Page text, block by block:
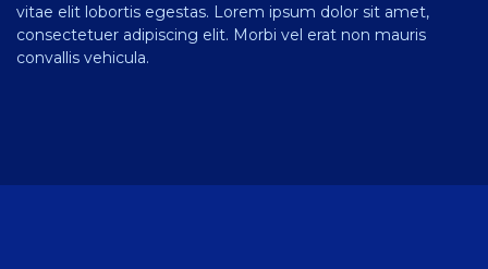
vitae elit lobortis egestas. Lorem ipsum dolor sit amet,
consectetuer adipiscing elit. Morbi vel erat non mauris
convallis vehicula.